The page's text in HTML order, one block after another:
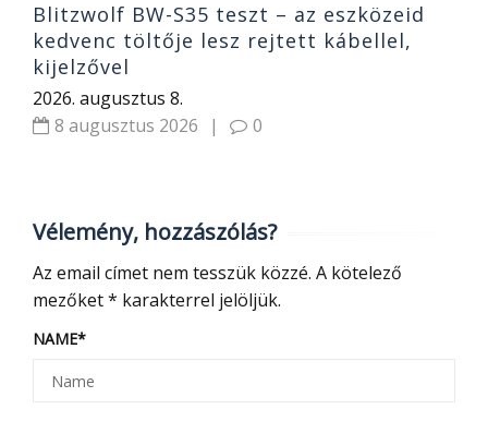
Blitzwolf BW-S35 teszt – az eszközeid
kedvenc töltője lesz rejtett kábellel,
kijelzővel
2026. augusztus 8.
8 augusztus 2026
| 0
Vélemény, hozzászólás?
Az email címet nem tesszük közzé. A kötelező
mezőket* karakterrel jelöljük.
NAME*